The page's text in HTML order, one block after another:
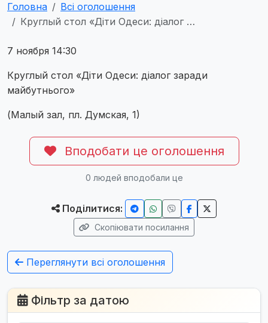
Головна
Всі оголошення
Круглый стол «Діти Одеси: діалог …
7 ноября 14:30
Круглый стол «Діти Одеси: діалог заради
майбутнього»
(Малый зал, пл. Думская, 1)
Вподобати це оголошення
0 людей вподобали це
Поділитися:
Скопіювати посилання
Переглянути всі оголошення
Фільтр за датою